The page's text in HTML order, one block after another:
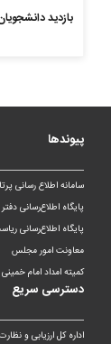
بازدید
پیوندها
سامانه اطلاع رسانی
پایگاه اطلاع‌رسانی
پایگاه اطلاع‌رسانی
معاونت امور مجلس
کمیته امداد امام خمینی
دسترسی سریع
اداره کل ارزیابی و نظارت